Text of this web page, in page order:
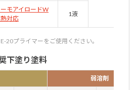
モアイロードW
対応
1液
20プライマーをご使用ください。
下塗り塗料
弱溶剤